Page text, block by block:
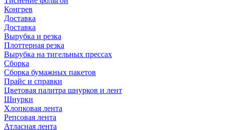
Конгрев
Доставка
Доставка
Вырубка и резка
Плоттерная резка
Вырубка на тигельных прессах
Сборка
Сборка бумажных пакетов
Прайс и справки
Цветовая палитра шнурков и лент
Шнурки
Хлопковая лента
Репсовая лента
Атласная лента